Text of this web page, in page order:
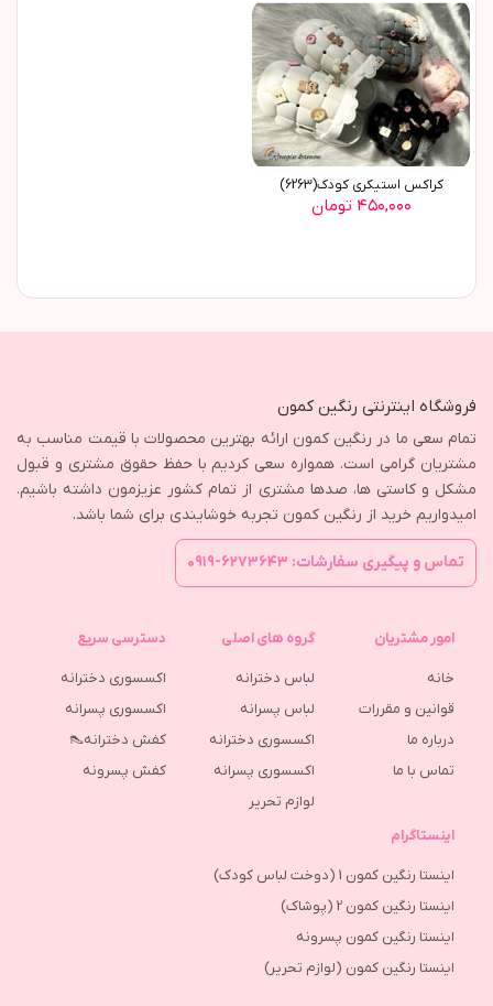
کراکس استیکری کودک(6263)
۴۵۰,۰۰۰ تومان
فروشگاه اینترنتی رنگین کمون
تمام سعی ما در رنگین کمون ارائه بهترین محصولات با قیمت مناسب به
مشتریان گرامی است. همواره سعی کردیم با حفظ حقوق مشتری و قبول
مشکل و کاستی ها، صدها مشتری از تمام کشور عزیزمون داشته باشیم.
امیدواریم خرید از رنگین کمون تجربه خوشایندی برای شما باشد.
تماس و پیگیری سفارشات: ۶۲۷۳۶۴۳-۰۹۱۹
امور مشتریان
خانه
قوانین و مقررات
درباره ما
تماس با ما
گروه های اصلی
لباس دخترانه
لباس پسرانه
اکسسوری دخترانه
اکسسوری پسرانه
لوازم تحریر
دسترسی سریع
اکسسوری دخترانه
اکسسوری پسرانه
کفش دخترانه👠
كفش پسرونه
اینستاگرام
اینستا رنگین کمون 1 (دوخت لباس کودک)
اینستا رنگین کمون 2 (پوشاک)
اینستا رنگین کمون پسرونه
اینستا رنگین کمون (لوازم تحریر)